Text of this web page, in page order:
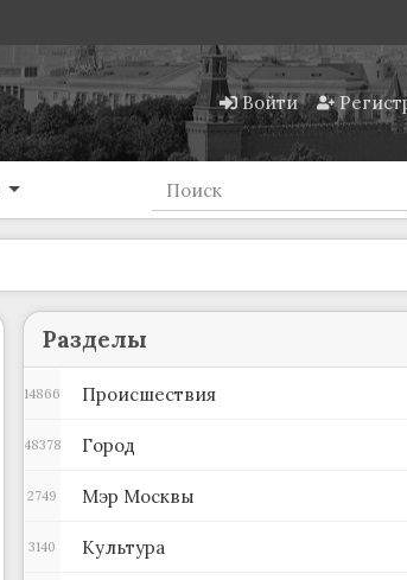
Войти
Разделы
Происшествия
14866
Город
48378
Мэр Москвы
2749
Культура
3140